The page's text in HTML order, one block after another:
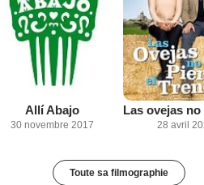
Allí Abajo
30 novembre 2017 28 avril
Toute sa filmographie